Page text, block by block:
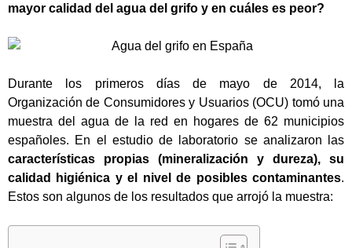
mayor calidad del agua del grifo y en cuáles es peor?
Durante los primeros días de mayo de 2014, la
Organización de Consumidores y Usuarios (OCU) tomó una
muestra del agua de la red en hogares de 62 municipios
españoles. En el estudiode laboratorio se analizaron las
características propias (mineralización y dureza), su
calidad higiénica y el nivel de posibles contaminantes.
Estos son algunos de los resultados que arrojó la muestra: